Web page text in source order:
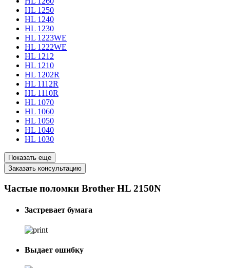
HL 1250
HL 1240
HL 1230
HL 1223WE
HL 1222WE
HL 1212
HL 1210
HL 1202R
HL 1112R
HL 1110R
HL 1070
HL 1060
HL 1050
HL 1040
HL 1030
Показать еще
Заказать консультацию
Частые поломки Brother HL 2150N
Застревает бумага
Выдает ошибку